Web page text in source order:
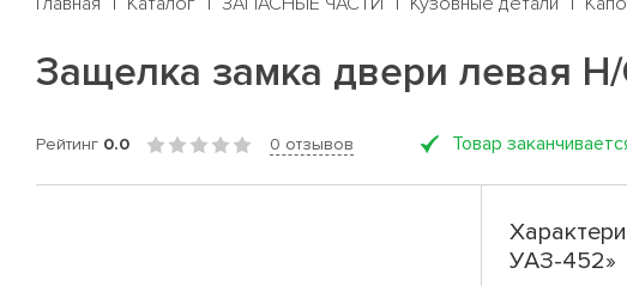
Защелка замка двери левая
Рейтинг 0.0 0 отзывов Товар
УАЗ-452»